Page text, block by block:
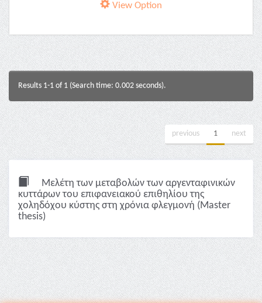
View Option
Results 1-1 of 1 (Search time: 0.002 seconds).
previous 1 next
Μελέτη των μεταβολών των αργενταφινικών
κυττάρων του επιφανειακού επιθηλίου της
χοληδόχου κύστης στη χρόνια φλεγμονή (Master
thesis)